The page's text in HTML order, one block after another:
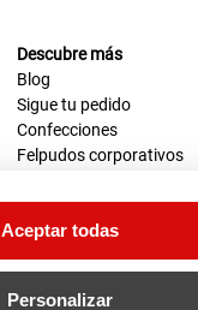
Aceptar todas
Personalizar
Descubre más
Blog
Sigue tu pedido
Confecciones
Felpudos corporativos